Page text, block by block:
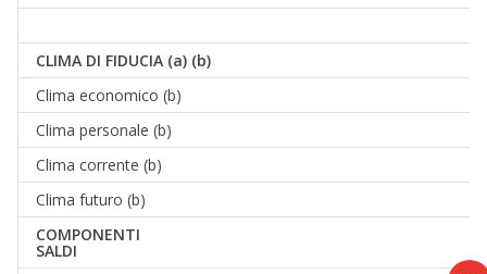
CLIMA DI FIDUCIA (a) (b)
Clima economico (b)
Clima personale (b)
Clima corrente (b)
Clima futuro (b)
SALDI